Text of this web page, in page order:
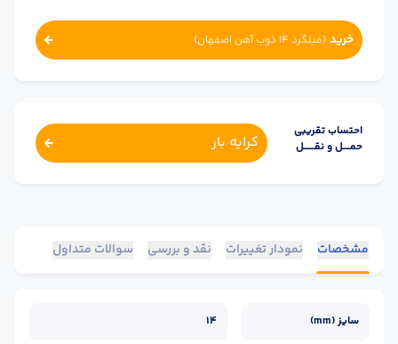
مشخصات نمودار تغییرات نقد و بررسی سوالات متداول
سایز (mm) 14
خرید (میلگرد 14 ذوب آهن اصفهان )
احتساب تقریبی
حمــــل و نقــــــل
کرایه بار